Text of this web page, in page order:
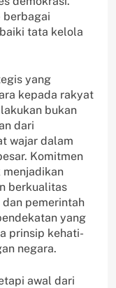
berbagai
tata kelola
yang
kepada rakyat
bukan
dari
wajar dalam
Komitmen
menjadikan
berkualitas
pemerintah
yang
prinsip kehati-
negara.
awal dari